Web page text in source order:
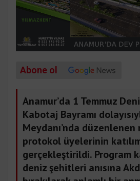
Abone ol
Anamur’da 1 Temmuz
Kabotaj Bayramı
Meydanı’nda
protokol üyelerinin
gerçekleştirildi. Program
deniz şehitleri anısına